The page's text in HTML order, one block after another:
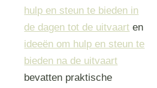
hulp en steun te bieden in
de dagen tot de uitvaart en
ideeën om hulp en steun te
bieden na de uitvaart
bevatten praktische